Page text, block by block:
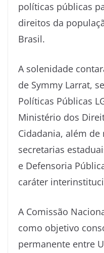
políticas públicas
direitos da
Brasil.
A solenidade
de Symmy Larrat,
Políticas Públicas
Ministério dos
Cidadania, além
secretarias
e Defensoria
caráter
A Comissão
como objetivo
permanente entre